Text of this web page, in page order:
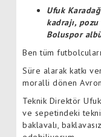
Ufuk
kadrajı,
Boluspor
Ben tüm
Süre alarak katkı
moralli dönen
Teknik Direktör Ufuk
ve sepetindeki
baklavalı,